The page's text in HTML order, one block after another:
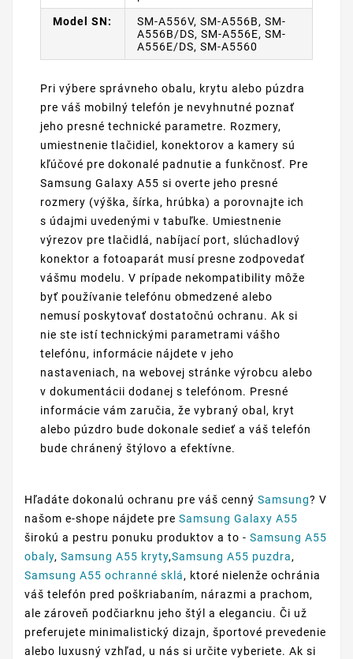
Model SN:
SM-A556V, SM-A556B, SM-
A556B/DS, SM-A556E, SM-
A556E/DS, SM-A5560
Pri výbere správneho obalu, krytu alebo púzdra
pre váš mobilný telefón je nevyhnutné poznať
jeho presné technické parametre. Rozmery,
umiestnenie tlačidiel, konektorov a kamery sú
kľúčové pre dokonalé padnutie a funkčnosť. Pre
Samsung Galaxy A55 si overte jeho presné
rozmery (výška, šírka, hrúbka) a porovnajte ich
s údajmi uvedenými v tabuľke. Umiestnenie
výrezov pre tlačidlá, nabíjací port, slúchadlový
konektor a fotoaparát musí presne zodpovedať
vášmu modelu. V prípade nekompatibility môže
byť používanie telefónu obmedzené alebo
nemusí poskytovať dostatočnú ochranu. Ak si
nie ste istí technickými parametrami vášho
telefónu, informácie nájdete v jeho
nastaveniach, na webovej stránke výrobcu alebo
v dokumentácii dodanej s telefónom. Presné
informácie vám zaručia, že vybraný obal, kryt
alebo púzdro bude dokonale sedieť a váš telefón
bude chránený štýlovo a efektívne.
Hľadáte dokonalú ochranu pre váš cenný Samsung? V
našom e-shope nájdete pre Samsung Galaxy A55
širokú a pestru ponuku produktov a to - Samsung A55
obaly, Samsung A55 kryty,Samsung A55 puzdra,
Samsung A55 ochranné sklá, ktoré nielenže ochránia
váš telefón pred poškriabaním, nárazmi a prachom,
ale zároveň podčiarknu jeho štýl a eleganciu. Či už
preferujete minimalistický dizajn, športové prevedenie
alebo luxusný vzhľad, u nás si určite vyberiete. Ak si